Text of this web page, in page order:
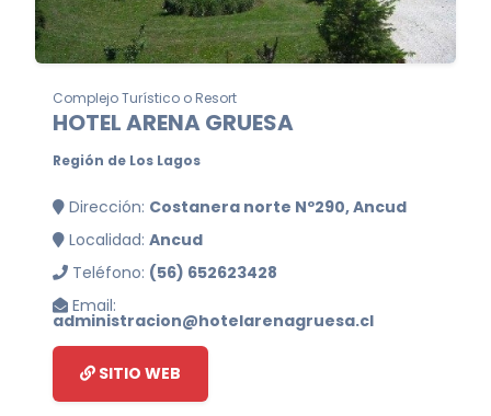
Complejo Turístico o Resort
HOTEL ARENA GRUESA
Región de Los Lagos
Dirección: Costanera norte Nº290, Ancud
Localidad: Ancud
Teléfono: (56) 652623428
Email:
administracion@hotelarenagruesa.cl
SITIO WEB